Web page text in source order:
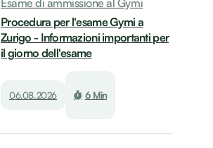
Esame di ammissione al Gymi
Procedura per l'esame Gymi a
Zurigo - Informazioni importanti per
il giorno dell'esame
06.08.2026 6 Min